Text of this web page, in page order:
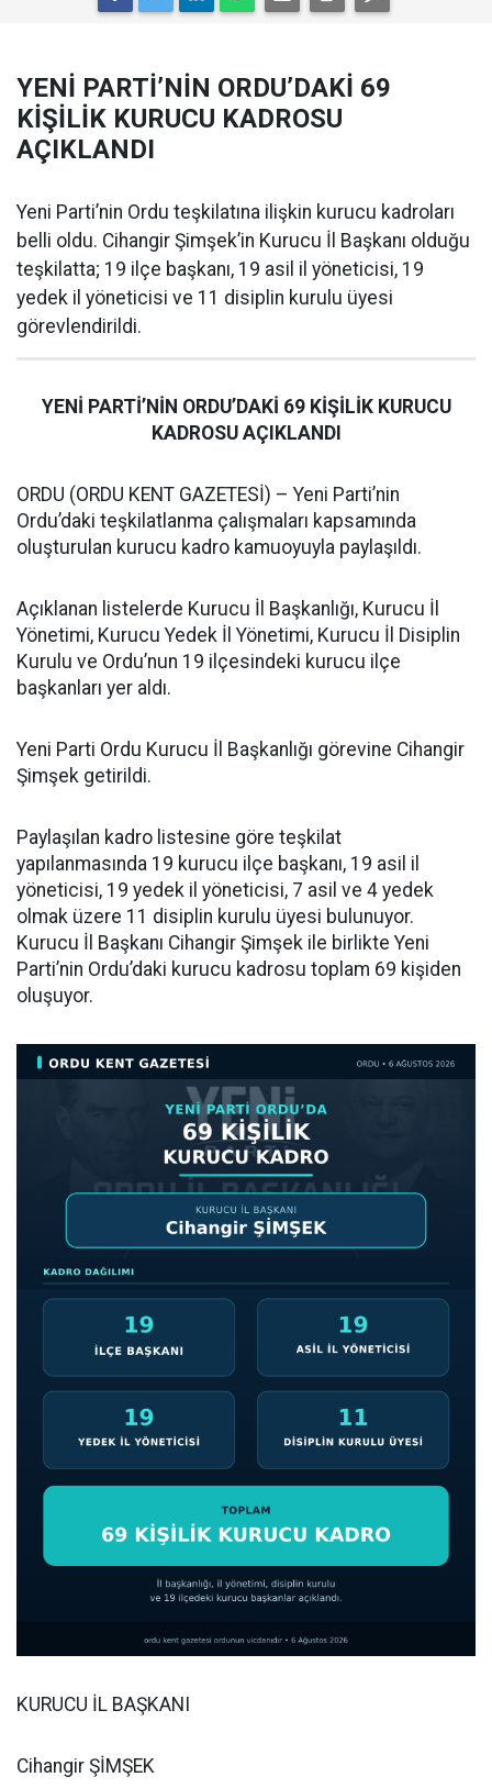
YENİ PARTİ’NİN ORDU’DAKİ 69
KİŞİLİK KURUCU KADROSU
AÇIKLANDI
Yeni Parti’nin Ordu teşkilatına ilişkin kurucu kadroları
belli oldu. Cihangir Şimşek’in Kurucu İl Başkanı olduğu
teşkilatta; 19 ilçe başkanı, 19 asil il yöneticisi, 19
yedek il yöneticisi ve 11 disiplin kurulu üyesi
görevlendirildi.
YENİ PARTİ’NİN ORDU’DAKİ 69 KİŞİLİK KURUCU
KADROSU AÇIKLANDI
ORDU (ORDU KENT GAZETESİ) – Yeni Parti’nin
Ordu’daki teşkilatlanma çalışmaları kapsamında
oluşturulan kurucu kadro kamuoyuyla paylaşıldı.
Açıklanan listelerde Kurucu İl Başkanlığı, Kurucu İl
Yönetimi, Kurucu Yedek İl Yönetimi, Kurucu İl Disiplin
Kurulu ve Ordu’nun 19 ilçesindeki kurucu ilçe
başkanları yer aldı.
Yeni Parti Ordu Kurucu İl Başkanlığı görevine Cihangir
Şimşek getirildi.
Paylaşılan kadro listesine göre teşkilat
yapılanmasında 19 kurucu ilçe başkanı, 19 asil il
yöneticisi, 19 yedek il yöneticisi, 7 asil ve 4 yedek
olmak üzere 11 disiplin kurulu üyesi bulunuyor.
Kurucu İl Başkanı Cihangir Şimşek ile birlikte Yeni
Parti’nin Ordu’daki kurucu kadrosu toplam 69 kişiden
oluşuyor.
KURUCU İL BAŞKANI
Cihangir ŞİMŞEK